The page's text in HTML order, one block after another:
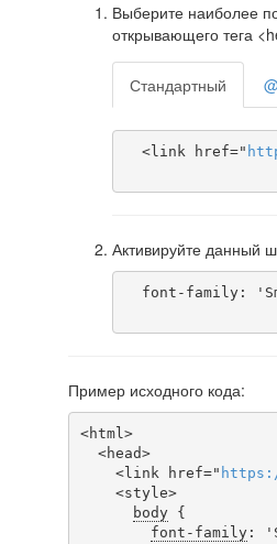
Выберите наиболее
открывающего тега
Стандартный
  <link href="
Активируйте данный
Пример исходного кода:
<html>
    <link href="
https
body {
font-family: